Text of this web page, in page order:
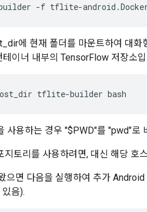
-f
에 현재 폴더를 마운트하여 대
이너 내부의 TensorFlow 저장소입
tflite-builder
용하는 경우 "$PWD"를 "pwd"로
지토리를 사용하려면, 대신 해당
으면 다음을 실행하여 추가
음).